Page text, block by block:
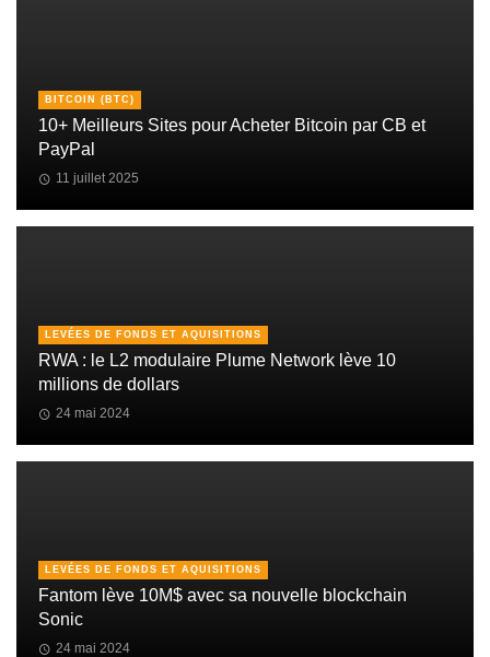
BITCOIN (BTC)
10+ Meilleurs Sites pour Acheter Bitcoin par CB et
PayPal
11 juillet 2025
LEVÉES DE FONDS ET AQUISITIONS
RWA : le L2 modulaire Plume Network lève 10
millions de dollars
24 mai 2024
LEVÉES DE FONDS ET AQUISITIONS
Fantom lève 10M$ avec sa nouvelle blockchain
Sonic
24 mai 2024